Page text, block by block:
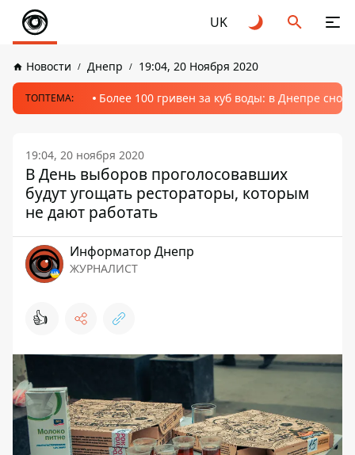
UK
Новости Днепр 19:04, 20 Ноября 2020
ТОПТЕМА: Более 100 гривен за куб воды: в Днепре
19:04, 20 ноября 2020
В День выборов проголосовавших
будут угощать рестораторы, которым
не дают работать
Информатор Днепр
ЖУРНАЛИСТ
👍